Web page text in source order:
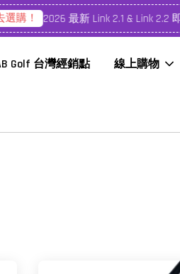
購！ 2026 最新 Link 2.1 & Link 2.2 即
Golf 台灣經銷點 線上購物